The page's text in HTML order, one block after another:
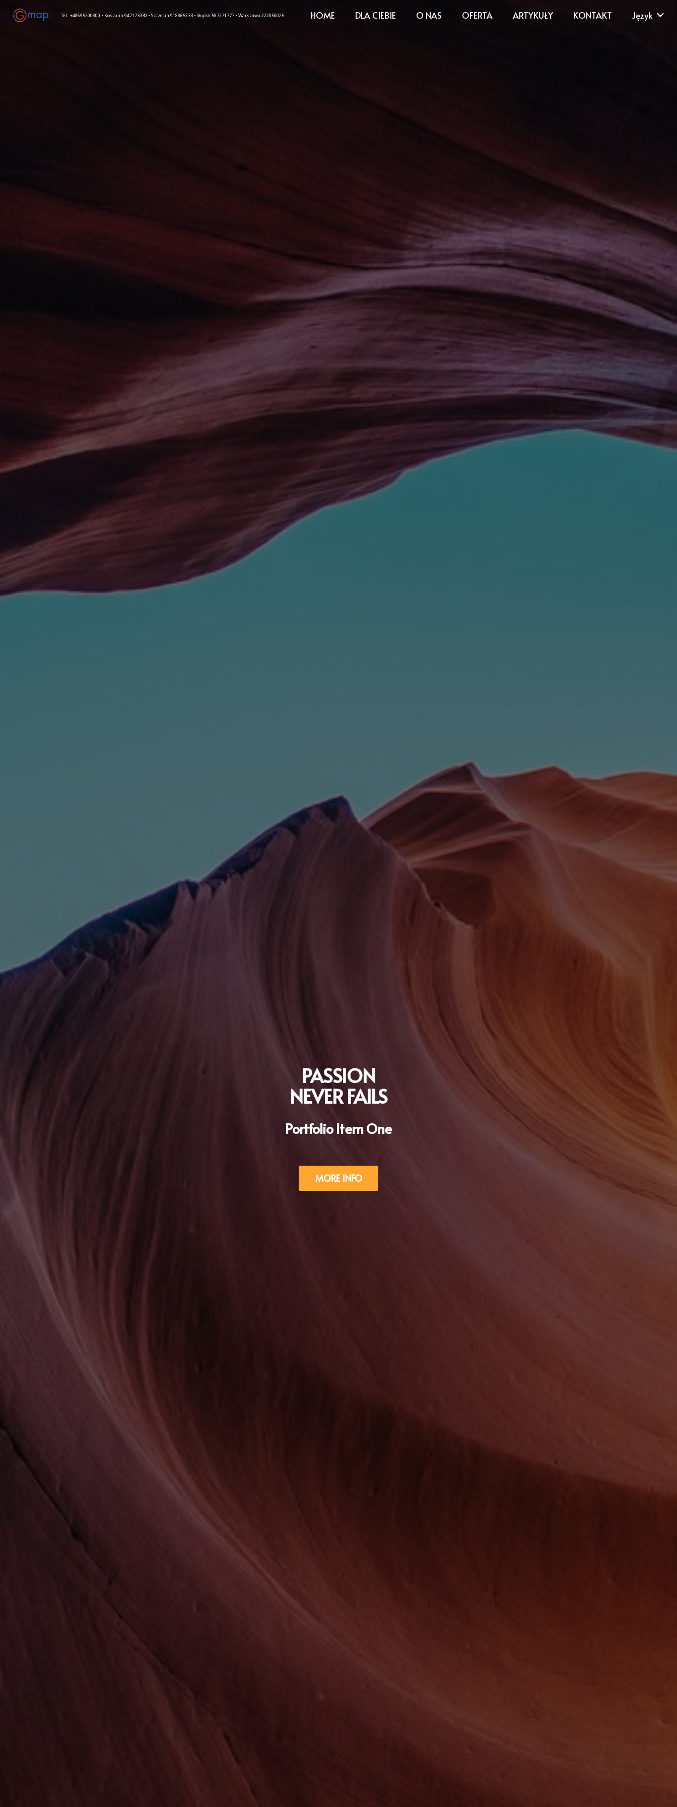
Tel.: +48695200800 • Koszalin 947173330 • Szczecin 918865233 • Słupsk 587271777 • Warszawa 222050025 HOME DLA CIEBIE O NAS OFERTA ARTYKUŁY KONTAKT Język
PASSION
NEVER FAILS
Portfolio Item One
MORE INFO